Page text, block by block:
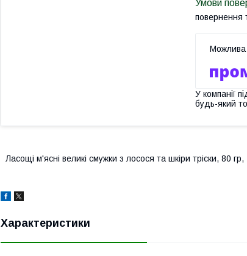
повернення
У компанії
будь-який
Ласощі м'ясні великі смужки з лосося та шкіри тріски, 80
Характеристики